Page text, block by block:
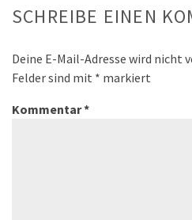
SCHREIBE EINEN
Deine E-Mail-Adresse wird nicht
Felder sind mit * markiert
Kommentar*